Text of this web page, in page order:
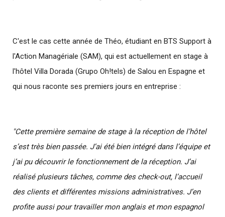
C'est le cas cette année de Théo, étudiant en BTS Support à
l'Action Managériale (SAM), qui est actuellement en stage à
l'hôtel Villa Dorada (Grupo Oh!tels) de Salou en Espagne et
qui nous raconte ses premiers jours en entreprise :
"Cette première semaine de stage à la réception de l’hôtel
s’est très bien passée. J’ai été bien intégré dans l’équipe et
j’ai pu découvrir le fonctionnement de la réception. J’ai
réalisé plusieurs tâches, comme des check-out, l’accueil
des clients et différentes missions administratives. J’en
profite aussi pour travailler mon anglais et mon espagnol